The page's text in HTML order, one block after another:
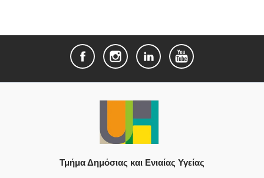
Τμήμα Δημόσιας και Ενιαίας Υγείας